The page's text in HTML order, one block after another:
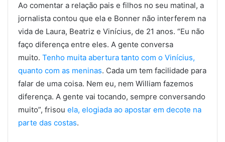
Ao comentar a relação pais e filhos no seu matinal, a
jornalista contou que ela e Bonner não interferem na
vida de Laura, Beatriz e Vinícius, de 21 anos. “Eu não
faço diferença entre eles. A gente conversa
muito. Tenho muita abertura tanto com o Vinícius,
quanto com as meninas. Cada um tem facilidade para
falar de uma coisa. Nem eu, nem William fazemos
diferença. A gente vai tocando, sempre conversando
muito”, frisou ela, elogiada ao apostar em decote na
parte das costas.